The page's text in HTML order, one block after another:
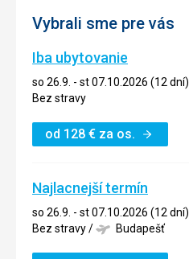
Vybrali sme pre vás
Iba ubytovanie
so 26.9. - st 07.10.2026 (12 dní)
Bez stravy
od 128 € za os.
Najlacnejší termín
so 26.9. - st 07.10.2026 (12 dní)
Bez stravy/ Budapešť